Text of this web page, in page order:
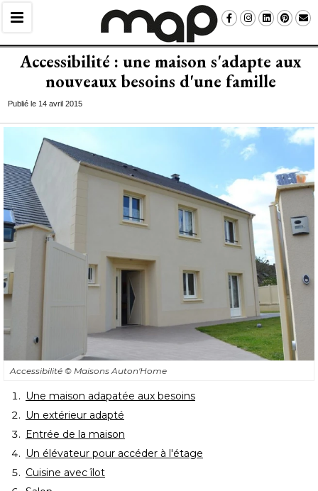
Accessibilité : une maison s'adapte aux
nouveaux besoins d'une famille
Publié le 14 avril 2015
Accessibilité © Maisons Auton'Home
Une maison adapatée aux besoins
Un extérieur adapté
Entrée de la maison
Un élévateur pour accéder à l'étage
Cuisine avec îlot